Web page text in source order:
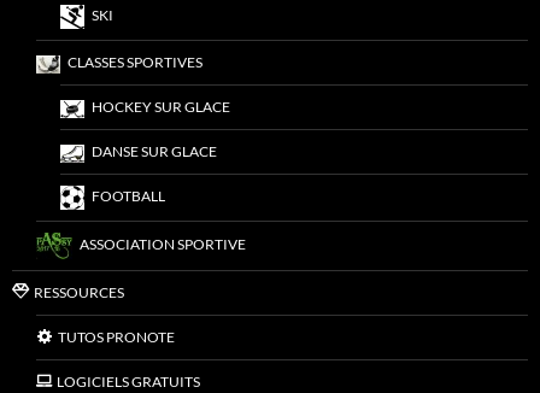
SKI
CLASSES SPORTIVES
HOCKEY SUR GLACE
DANSE SUR GLACE
FOOTBALL
ASSOCIATION SPORTIVE
RESSOURCES
TUTOS PRONOTE
LOGICIELS GRATUITS